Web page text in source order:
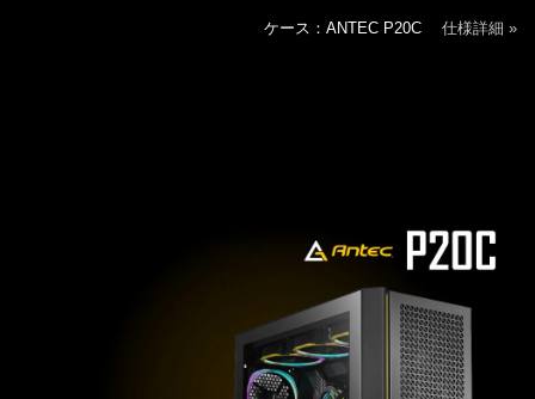
ケース：ANTEC P20C 仕様詳細 »